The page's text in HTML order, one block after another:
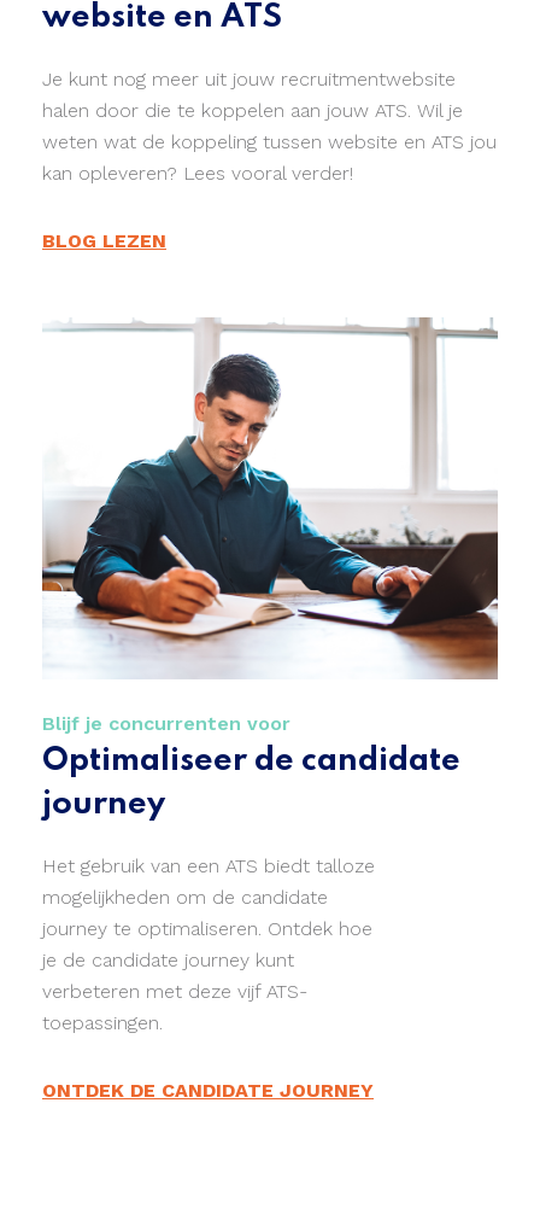
website en ATS
Je kunt nog meer uit jouw recruitmentwebsite
halen door die te koppelen aan jouw ATS. Wil je
weten wat de koppeling tussen website en ATS jou
kan opleveren? Lees vooral verder!
BLOG LEZEN
Blijf je concurrenten voor
Optimaliseer de candidate
journey
Het gebruik van een ATS biedt talloze
mogelijkheden om de candidate
journey te optimaliseren. Ontdek hoe
je de candidate journey kunt
verbeteren met deze vijf ATS-
toepassingen.
ONTDEK DE CANDIDATE JOURNEY